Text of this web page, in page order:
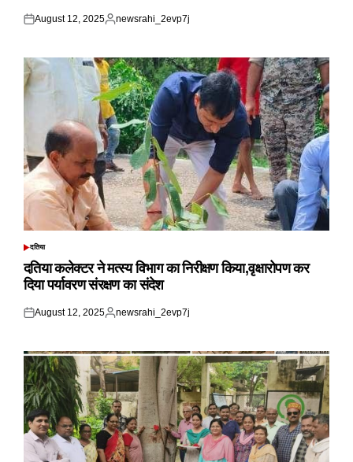
Posted
August 12, 2025
Posted
newsrahi_2evp7j
POSTED
दतिया
दतिया कलेक्टर ने मत्स्य विभाग का निरीक्षण किया,वृक्षारोपण कर
दिया पर्यावरण संरक्षण का संदेश
Posted
August 12, 2025
Posted
newsrahi_2evp7j